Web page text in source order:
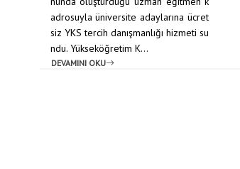
adrosuyla üniversite adaylarına ücret
siz YKS tercih danışmanlığı hizmeti su
ndu. Yükseköğretim K...
DEVAMINI OKU